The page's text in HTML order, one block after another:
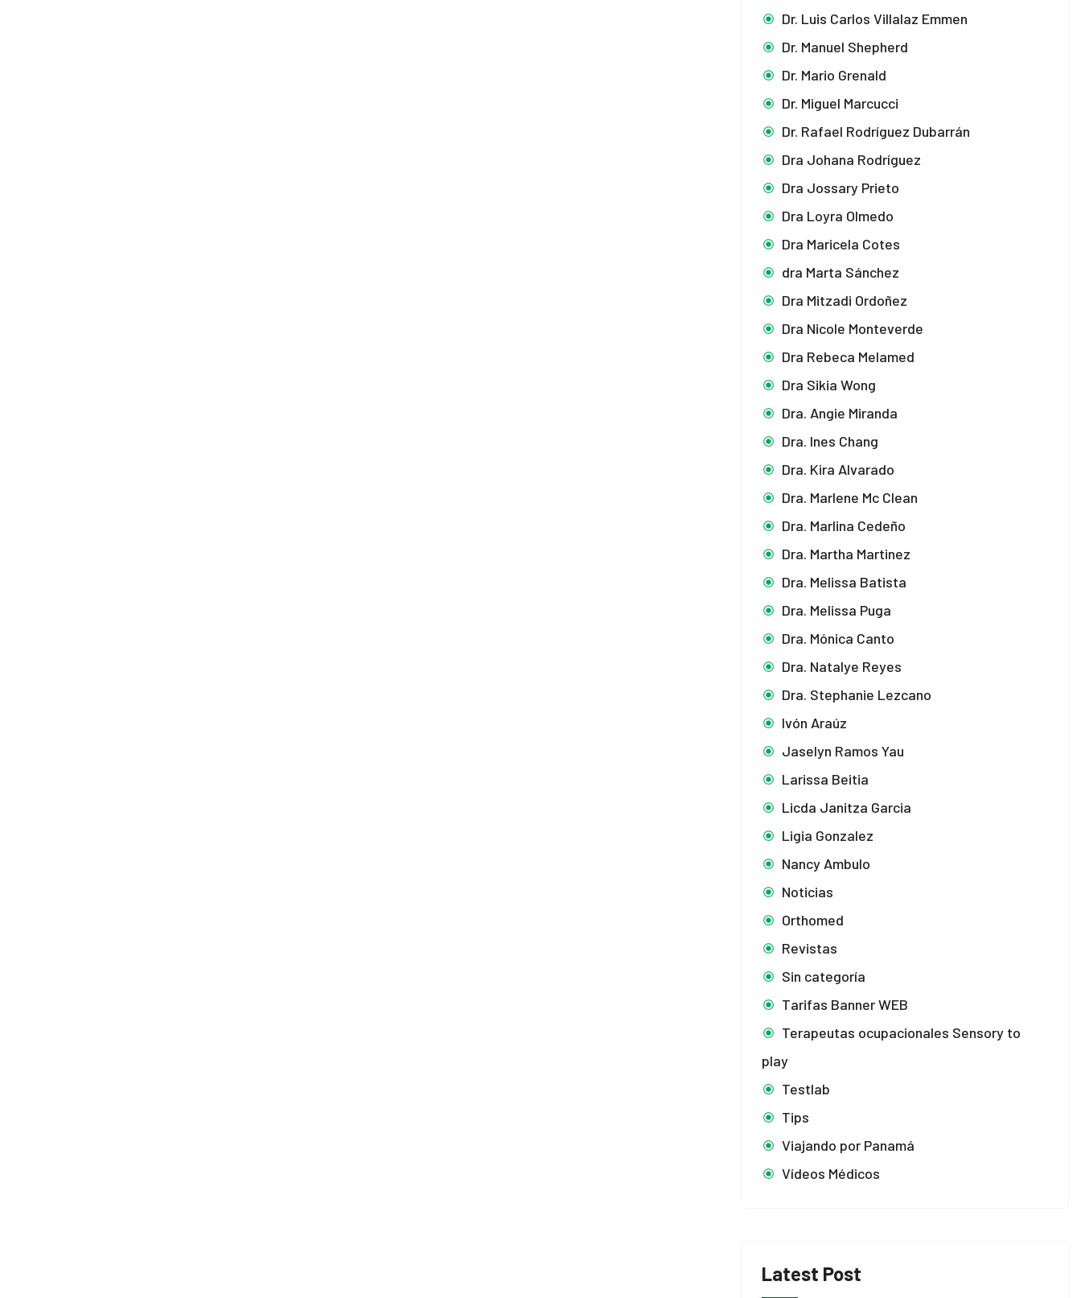
Dr. Luis Carlos Villalaz Emmen
Dr. Manuel Shepherd
Dr. Mario Grenald
Dr. Miguel Marcucci
Dr. Rafael Rodríguez Dubarrán
Dra Johana Rodríguez
Dra Jossary Prieto
Dra Loyra Olmedo
Dra Maricela Cotes
dra Marta Sánchez
Dra Mitzadi Ordoñez
Dra Nicole Monteverde
Dra Rebeca Melamed
Dra Sikia Wong
Dra. Angie Miranda
Dra. Ines Chang
Dra. Kira Alvarado
Dra. Marlene Mc Clean
Dra. Marlina Cedeño
Dra. Martha Martinez
Dra. Melissa Batista
Dra. Melissa Puga
Dra. Mónica Canto
Dra. Natalye Reyes
Dra. Stephanie Lezcano
Ivón Araúz
Jaselyn Ramos Yau
Larissa Beitia
Licda Janitza Garcia
Ligia Gonzalez
Nancy Ambulo
Noticias
Orthomed
Revistas
Sin categoría
Tarifas Banner WEB
Terapeutas ocupacionales Sensory to
play
Testlab
Tips
Viajando por Panamá
Vídeos Médicos
Latest Post